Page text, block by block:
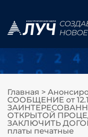
Главная >
СООБЩЕНИЕ от
ОТКРЫТОЙ
ЗАКЛЮЧИТЬ
платы печатные